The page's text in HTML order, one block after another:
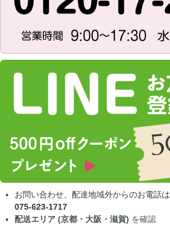
お問い合わせ、配達地域外からのお電話は
075-623-1717
配送エリア (京都・大阪・滋賀) を確認